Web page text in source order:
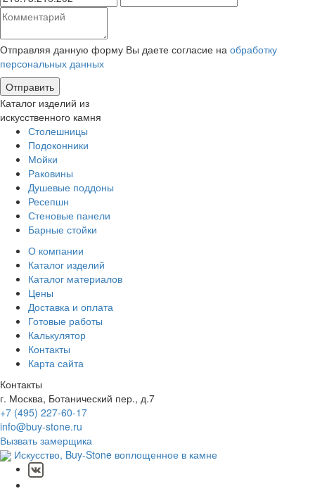
Отправляя данную форму Вы даете согласие на обработку
персональных данных
Каталог изделий из
искусственного камня
Столешницы
Подоконники
Мойки
Раковины
Душевые поддоны
Ресепшн
Стеновые панели
Барные стойки
О компании
Каталог изделий
Каталог материалов
Цены
Доставка и оплата
Готовые работы
Калькулятор
Контакты
Карта сайта
Контакты
г. Москва, Ботанический пер., д.7
+7 (495) 227-60-17
info@buy-stone.ru
Вызвать замерщика
Искусство, Buy-Stone воплощенное в камне